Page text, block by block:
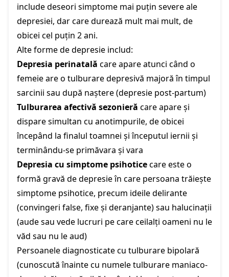
include deseori simptome mai puțin severe ale
depresiei, dar care durează mult mai mult, de
obicei cel puțin 2 ani.
Alte forme de depresie includ:
Depresia perinatală care apare atunci când o
femeie are o tulburare depresivă majoră în timpul
sarcinii sau după naștere (depresie post-partum)
Tulburarea afectivă sezonieră care apare și
dispare simultan cu anotimpurile, de obicei
începând la finalul toamnei și începutul iernii și
terminându-se primăvara și vara
Depresia cu simptome psihoticecare este o
formă gravă de depresie în care persoana trăiește
simptome psihotice, precum ideile delirante
(convingeri false, fixe și deranjante) sau halucinații
(aude sau vede lucruri pe care ceilalți oameni nu le
văd sau nu le aud)
Persoanele diagnosticate cu tulburare bipolară
(cunoscută înainte cu numele tulburare maniaco-